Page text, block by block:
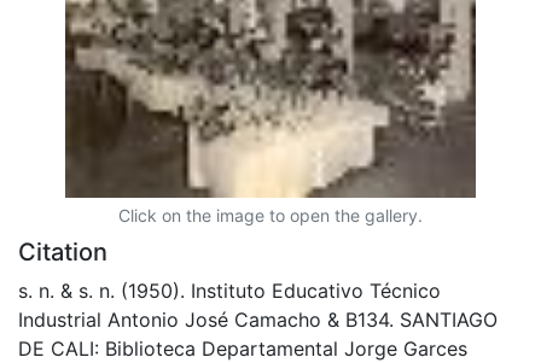
Click on the image to open the gallery.
Citation
s. n. & s. n. (1950). Instituto Educativo Técnico
Industrial Antonio José Camacho & B134. SANTIAGO
DE CALI: Biblioteca Departamental Jorge Garces